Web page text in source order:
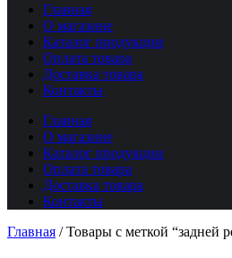
Главная
О магазине
Каталог продукции
Оплата товара
Доставка товара
Контакты
Главная
О магазине
Каталог продукции
Оплата товара
Доставка товара
Контакты
Главная /Товары с меткой “задней